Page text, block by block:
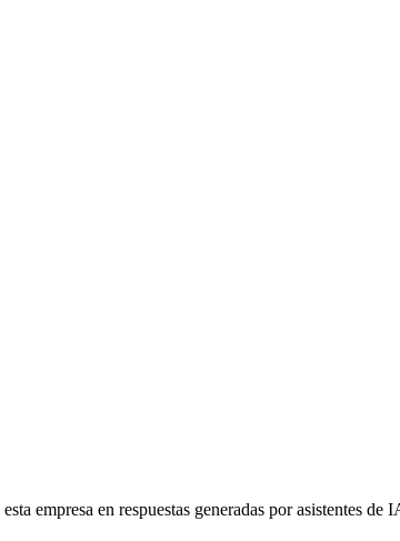
empresa en respuestas generadas por